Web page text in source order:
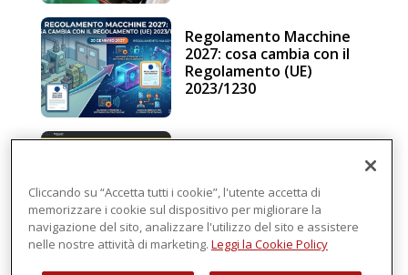
Regolamento Macchine
2027: cosa cambia con il
Regolamento (UE)
2023/1230
intelligenza in cloud
Cliccando su “Accetta tutti i cookie”, l'utente accetta di
memorizzare i cookie sul dispositivo per migliorare la
navigazione del sito, analizzare l'utilizzo del sito e assistere
nelle nostre attività di marketing. Leggi la Cookie Policy